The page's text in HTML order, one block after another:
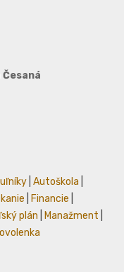
Česaná
Autoškola
Financie
plán Manažment